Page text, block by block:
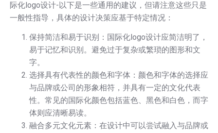
际化logo设计-以下是一些通用的建议，但请注意这些只是
一般性指导，具体的设计决策应基于特定情况：
保持简洁和易于识别：国际化logo设计应简洁明了，
易于记忆和识别。避免过于复杂或繁琐的图形和文
字。
选择具有代表性的颜色和字体：颜色和字体的选择应
与品牌或公司的形象相符，并具有一定的文化代表
性。常见的国际化颜色包括蓝色、黑色和白色，而字
体则应清晰易读。
融合多元文化元素：在设计中可以尝试融入与品牌或